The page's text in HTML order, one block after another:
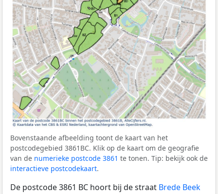
Bovenstaande afbeelding toont de kaart van het
postcodegebied 3861BC. Klik op de kaart om de geografie
van de numerieke postcode 3861 te tonen. Tip: bekijk ook de
interactieve postcodekaart.
De postcode 3861 BC hoort bij de straat Brede Beek